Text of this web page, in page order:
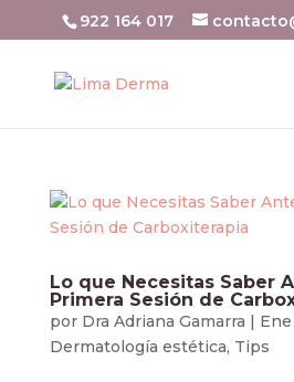
922 164 017
Lo que Necesitas Saber
Primera Sesión de
por Dra Adriana Gamarra |
Dermatología estética, Tips